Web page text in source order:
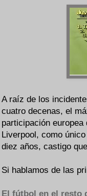
A raíz de los
cuatro decenas, el
participación
Liverpool, como
diez años, castigo
Si hablamos de las
El fútbol en el resto